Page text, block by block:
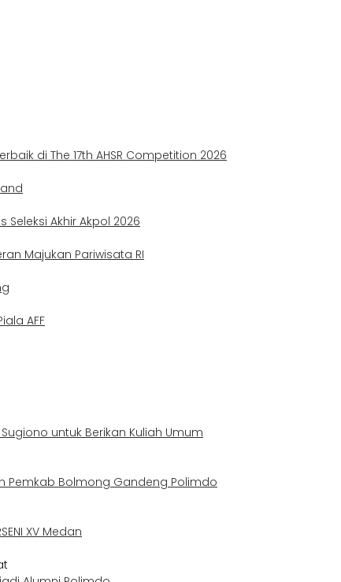
di The 17th AHSR Competition 2026
Seleksi Akhir Akpol 2026
Majukan Pariwisata RI
AFF
untuk Berikan Kuliah Umum
Pemkab Bolmong Gandeng Polimdo
XV Medan